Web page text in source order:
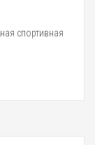
спортивная